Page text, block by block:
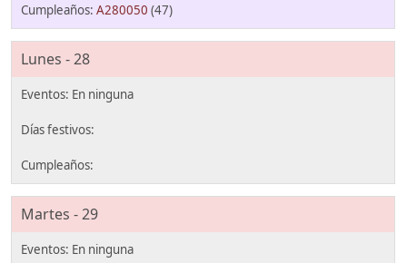
A280050 (47)
Lunes - 28
Martes - 29